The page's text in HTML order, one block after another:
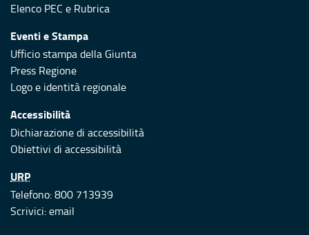
Elenco PEC e Rubrica
Eventi e Stampa
Ufficio stampa della Giunta
Press Regione
Logo e identità regionale
Accessibilità
Dichiarazione di accessibilità
Obiettivi di accessibilità
URP
Telefono: 800 713939
Scrivici:email